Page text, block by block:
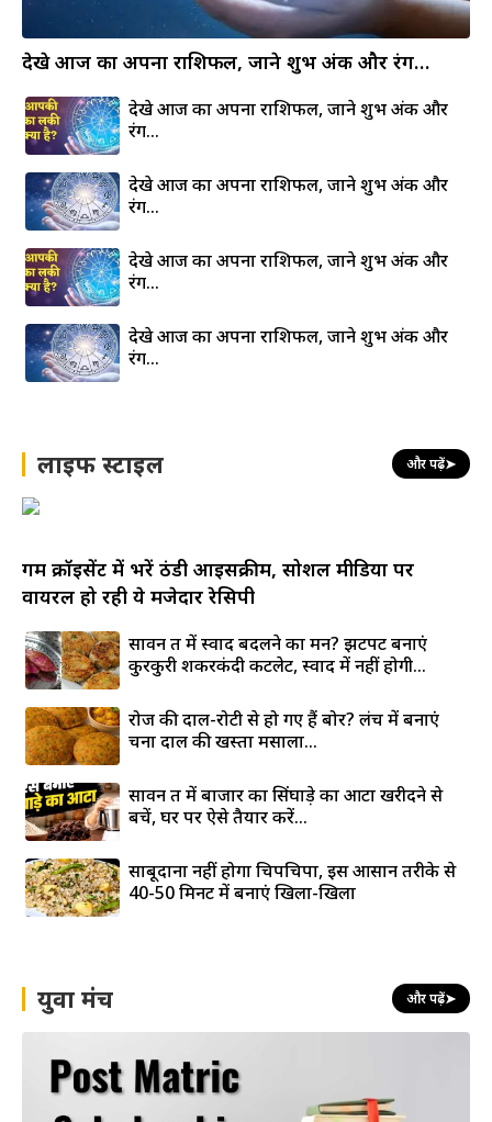
देखे आज का अपना राशिफल, जाने शुभ अंक और रंग…
देखे आज का अपना राशिफल, जाने शुभ अंक और
रंग…
देखे आज का अपना राशिफल, जाने शुभ अंक और
रंग…
देखे आज का अपना राशिफल, जाने शुभ अंक और
रंग…
देखे आज का अपना राशिफल, जाने शुभ अंक और
रंग…
लाइफ स्टाइल और पढ़ें➤
गर्म क्रॉइसेंट में भरें ठंडी आइसक्रीम, सोशल मीडिया पर
वायरल हो रही ये मजेदार रेसिपी
सावन व्रत में स्वाद बदलने का मन? झटपट बनाएं
कुरकुरी शकरकंदी कटलेट, स्वाद में नहीं होगी...
रोज की दाल-रोटी से हो गए हैं बोर? लंच में बनाएं
चना दाल की खस्ता मसाला...
सावन व्रत में बाजार का सिंघाड़े का आटा खरीदने से
बचें, घर पर ऐसे तैयार करें...
साबूदाना नहीं होगा चिपचिपा, इस आसान तरीके से
40-50 मिनट में बनाएं खिला-खिला
युवा मंच और पढ़ें➤